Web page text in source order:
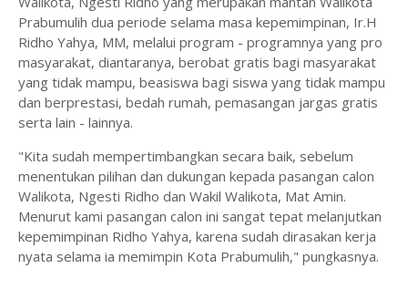
Prabumulih dua periode selama masa kepemimpinan, Ir.H
Ridho Yahya, MM, melalui program - programnya yang pro
masyarakat, diantaranya, berobat gratis bagi masyarakat
yang tidak mampu, beasiswa bagi siswa yang tidak mampu
dan berprestasi, bedah rumah, pemasangan jargas gratis
serta lain - lainnya.
"Kita sudah mempertimbangkan secara baik, sebelum
menentukan pilihan dan dukungan kepada pasangan calon
Walikota, Ngesti Ridho dan Wakil Walikota, Mat Amin.
Menurut kami pasangan calon ini sangat tepat melanjutkan
kepemimpinan Ridho Yahya, karena sudah dirasakan kerja
nyata selama ia memimpin Kota Prabumulih," pungkasnya.